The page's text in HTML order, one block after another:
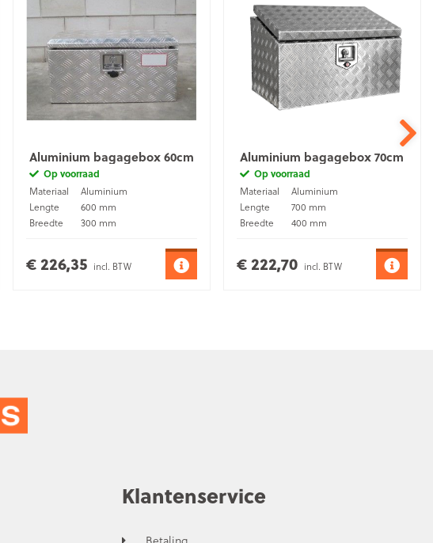
Aluminium bagagebox 60cm
Op voorraad
Materiaal
Aluminium
Lengte
600 mm
Breedte
300 mm
€ 226,35 incl. BTW
Aluminium bagagebox 70cm
Op voorraad
Materiaal
Aluminium
Lengte
700 mm
Breedte
400 mm
€ 222,70 incl. BTW
Klantenservice